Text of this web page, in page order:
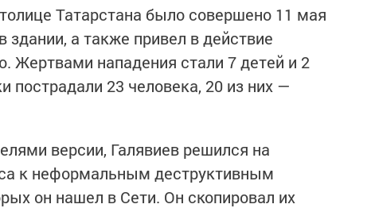
Татарстана было совершено 11 мая
здании, а также привел в действие
Жертвами нападения стали 7 детей и 2
пострадали 23 человека, 20 из них —
версии, Галявиев решился на
к неформальным деструктивным
он нашел в Сети. Он скопировал их